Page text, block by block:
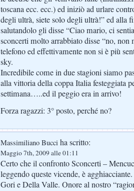
toscana ecc. ecc.) ed iniziò ad urlare
degli ultrà, siete solo degli ultrà!” ed alla
salutandolo gli disse “Ciao mario, ci
sconcerti molto arrabbiato disse “no,
telefono ed effettivamente non si è più
sky.
Incredibile come in due stagioni siamo
alla vittoria della coppa Italia festeggiata
settimana…..ed il peggio era in arrivo!
Forza ragazzi: 3° posto, perché no?
Massimiliano Bucci ha scritto:
Maggio 7th, 2009 alle 01:11
Certo che il confronto Sconcerti –
leggendo queste vicende, è
Gori e Della Valle. Onore al nostro